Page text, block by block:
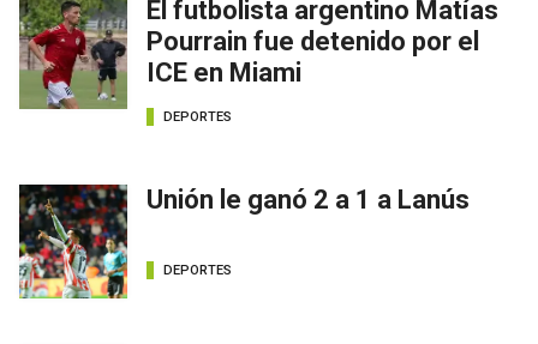
El futbolista argentino Matías
Pourrain fue detenido por el
ICE en Miami
DEPORTES
Unión le ganó 2 a 1 a Lanús
DEPORTES